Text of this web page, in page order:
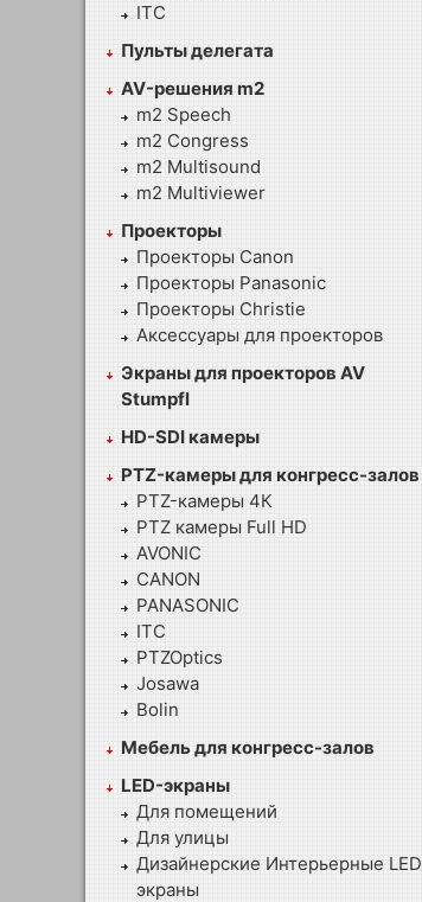
ITC
Пульты делегата
AV-решения m2
m2 Speech
m2 Congress
m2 Multisound
m2 Multiviewer
Проекторы
Проекторы Canon
Проекторы Panasonic
Проекторы Christie
Аксессуары для проекторов
Экраны для проекторов AV
Stumpfl
HD-SDI камеры
PTZ-камеры для конгресс-залов
PTZ-камеры 4К
PTZ камеры Full HD
AVONIC
CANON
PANASONIC
ITC
PTZOptics
Josawa
Bolin
Мебель для конгресс-залов
LED-экраны
Для помещений
Для улицы
Дизайнерские Интерьерные LED
экраны